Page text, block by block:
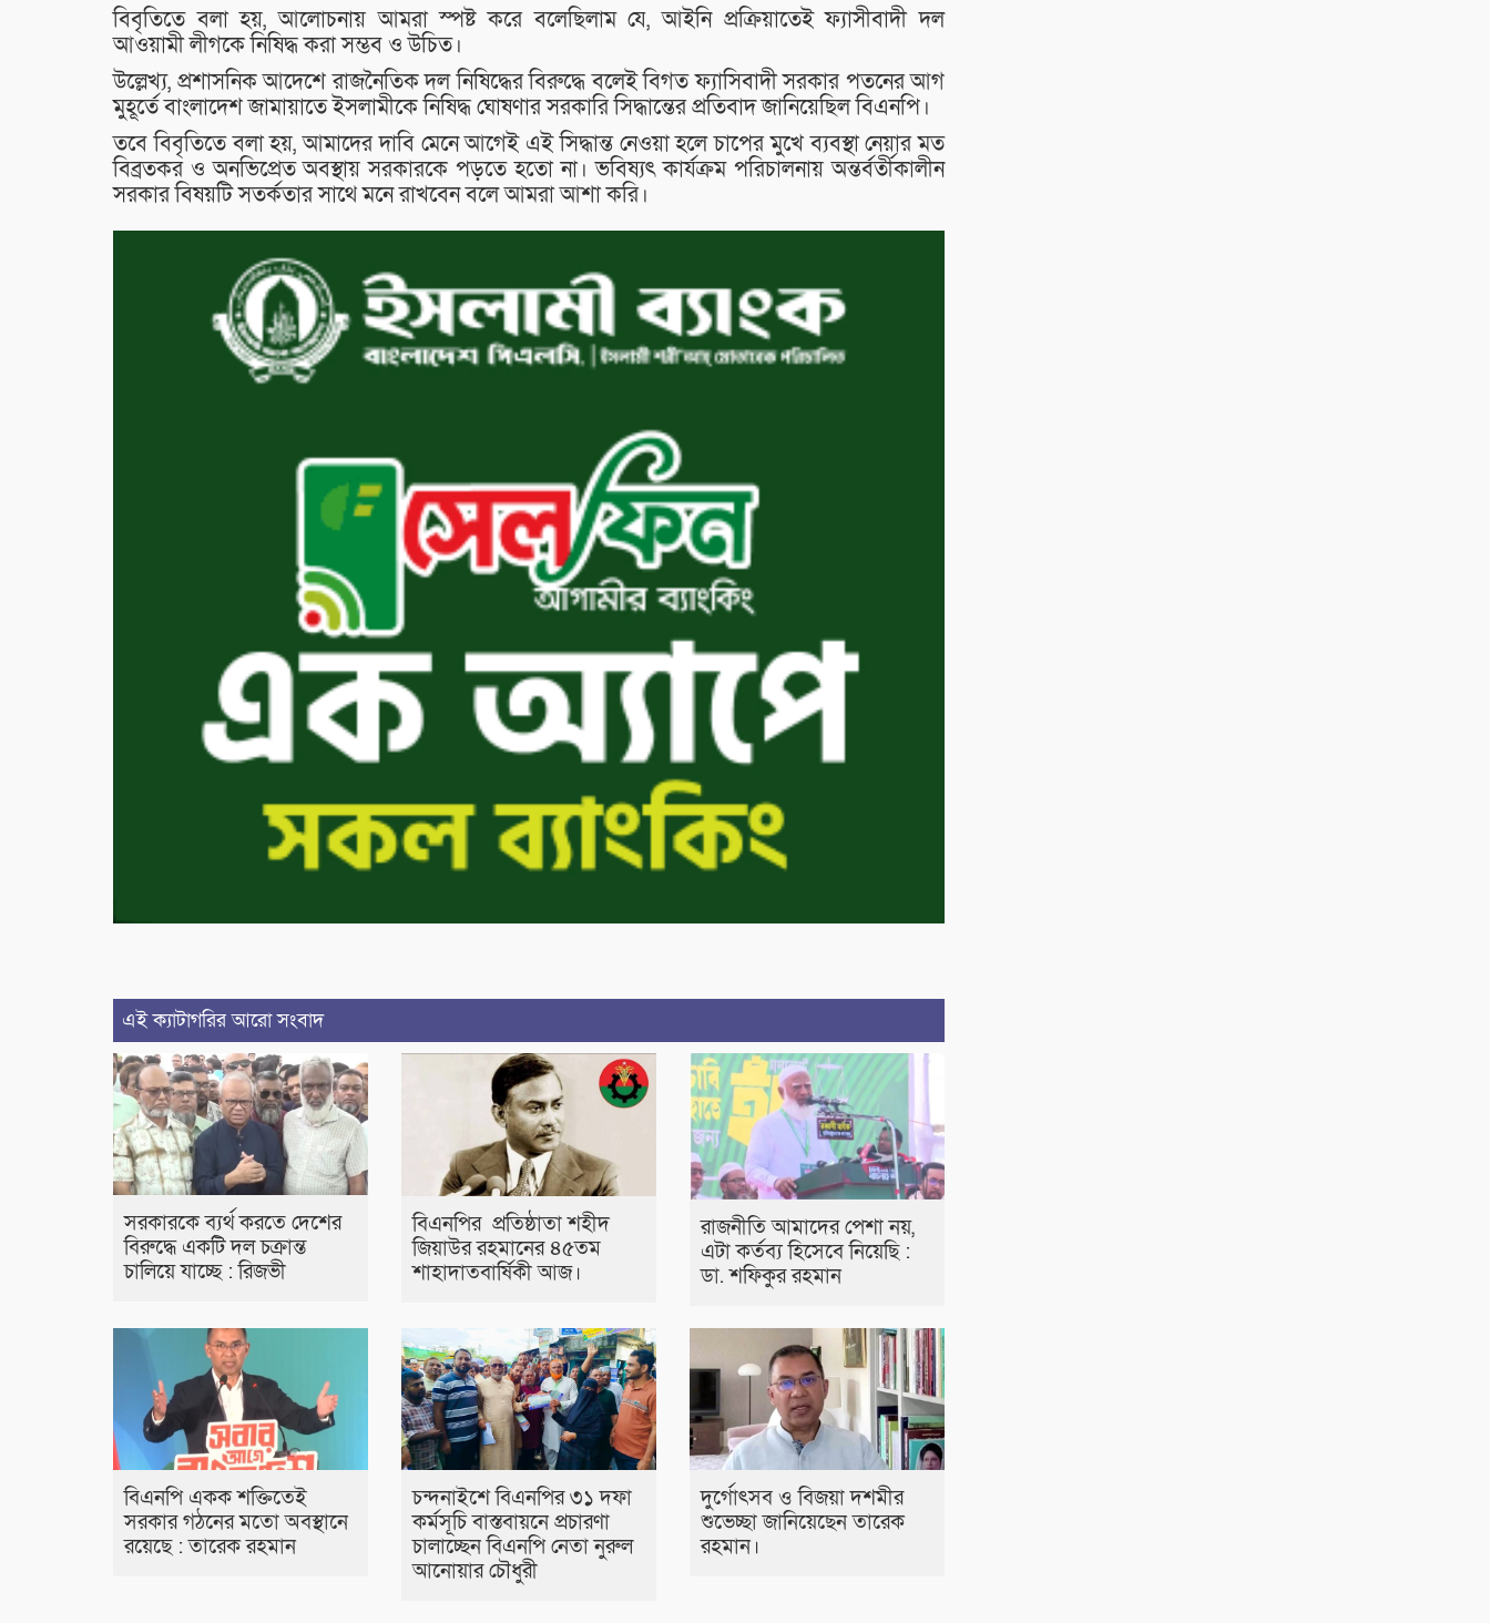
বিবৃতিতে বলা হয়, আলোচনায় আমরা স্পষ্ট করে বলেছিলাম যে, আইনি প্রক্রিয়াতেই ফ্যাসীবাদী দল
আওয়ামী লীগকে নিষিদ্ধ করা সম্ভব ও উচিত।
উল্লেখ্য, প্রশাসনিক আদেশে রাজনৈতিক দল নিষিদ্ধের বিরুদ্ধে বলেই বিগত ফ্যাসিবাদী সরকার পতনের আগ
মুহূর্তে বাংলাদেশ জামায়াতে ইসলামীকে নিষিদ্ধ ঘোষণার সরকারি সিদ্ধান্তের প্রতিবাদ জানিয়েছিল বিএনপি।
তবে বিবৃতিতে বলা হয়, আমাদের দাবি মেনে আগেই এই সিদ্ধান্ত নেওয়া হলে চাপের মুখে ব্যবস্থা নেয়ার মত
বিব্রতকর ও অনভিপ্রেত অবস্থায় সরকারকে পড়তে হতো না। ভবিষ্যৎ কার্যক্রম পরিচালনায় অন্তর্বর্তীকালীন
সরকার বিষয়টি সতর্কতার সাথে মনে রাখবেন বলে আমরা আশা করি।
এই ক্যাটাগরির আরো সংবাদ
সরকারকে ব্যর্থ করতে দেশের
বিরুদ্ধে একটি দল চক্রান্ত
চালিয়ে যাচ্ছে : রিজভী
বিএনপির প্রতিষ্ঠাতা শহীদ
জিয়াউর রহমানের ৪৫তম
শাহাদাতবার্ষিকী আজ।
রাজনীতি আমাদের পেশা নয়,
এটা কর্তব্য হিসেবে নিয়েছি :
ডা. শফিকুর রহমান
বিএনপি একক শক্তিতেই
সরকার গঠনের মতো অবস্থানে
রয়েছে : তারেক রহমান
চন্দনাইশে বিএনপির ৩১ দফা
কর্মসূচি বাস্তবায়নে প্রচারণা
চালাচ্ছেন বিএনপি নেতা নুরুল
আনোয়ার চৌধুরী
দুর্গোৎসব ও বিজয়া দশমীর
শুভেচ্ছা জানিয়েছেন তারেক
রহমান।